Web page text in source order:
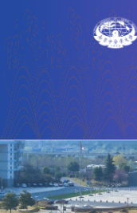
首页
部门介绍
规章制度
人才招聘